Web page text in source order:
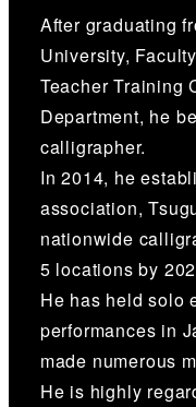
After graduating
University,
Teacher Training
Department, he
calligrapher.
In 2014, he
association,
nationwide
5 locations by
He has held solo
performances in
made numerous
He is highly